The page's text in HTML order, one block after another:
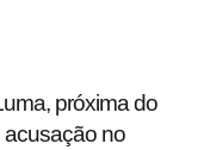
próxima do
acusação no